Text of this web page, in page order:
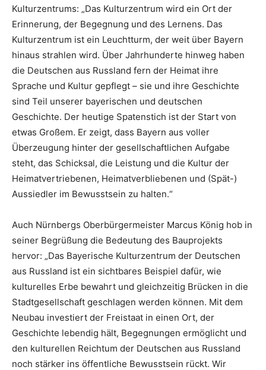
Kulturzentrums: „Das Kulturzentrum wird ein Ort der
Erinnerung, der Begegnung und des Lernens. Das
Kulturzentrum ist ein Leuchtturm, der weit über Bayern
hinaus strahlen wird. Über Jahrhunderte hinweg haben
die Deutschen aus Russland fern der Heimat ihre
Sprache und Kultur gepflegt – sie und ihre Geschichte
sind Teil unserer bayerischen und deutschen
Geschichte. Der heutige Spatenstich ist der Start von
etwas Großem. Er zeigt, dass Bayern aus voller
Überzeugung hinter der gesellschaftlichen Aufgabe
steht, das Schicksal, die Leistung und die Kultur der
Heimatvertriebenen, Heimatverbliebenen und (Spät-)
Aussiedler im Bewusstsein zu halten.“
Auch Nürnbergs Oberbürgermeister Marcus König hob in
seiner Begrüßung die Bedeutung des Bauprojekts
hervor: „Das Bayerische Kulturzentrum der Deutschen
aus Russland ist ein sichtbares Beispiel dafür, wie
kulturelles Erbe bewahrt und gleichzeitig Brücken in die
Stadtgesellschaft geschlagen werden können. Mit dem
Neubau investiert der Freistaat in einen Ort, der
Geschichte lebendig hält, Begegnungen ermöglicht und
den kulturellen Reichtum der Deutschen aus Russland
noch stärker ins öffentliche Bewusstsein rückt. Wir